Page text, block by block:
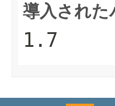
導入され
1.7